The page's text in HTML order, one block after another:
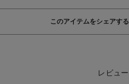
このアイテムをシェアする
レビュー